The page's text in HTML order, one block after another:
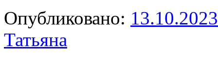
Опубликовано: 13.10.2023
Татьяна